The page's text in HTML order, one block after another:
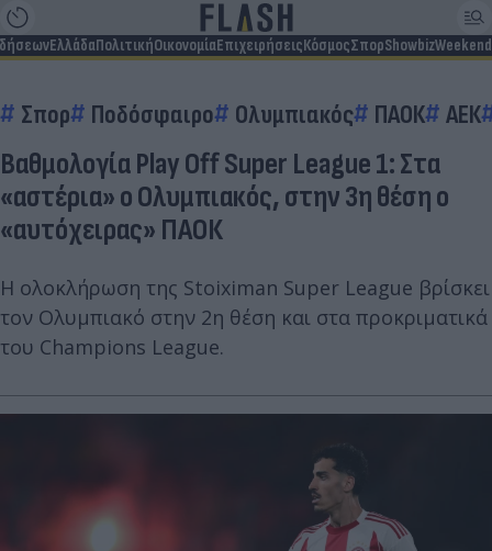
ΕλλάδαΠολιτικήΟικονομίαΕπιχειρήσειςΚόσμοςΣπορShowbizWeekend
Σπορ Ποδόσφαιρο Ολυμπιακός ΠΑΟΚ ΑΕΚ
Βαθμολογία Play Off Super League 1: Στα
«αστέρια» ο Ολυμπιακός, στην 3η θέση ο
«αυτόχειρας» ΠΑΟΚ
Η ολοκλήρωση της Stoiximan Super League βρίσκει
τον Ολυμπιακό στην 2η θέση και στα προκριματικά
του Champions League.